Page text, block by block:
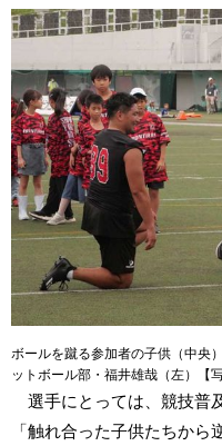
ボールを蹴る参加者の子供（中央
ットボール部・福井雄哉（左）【
選手にとっては、競技普
「触れ合った子供たちか